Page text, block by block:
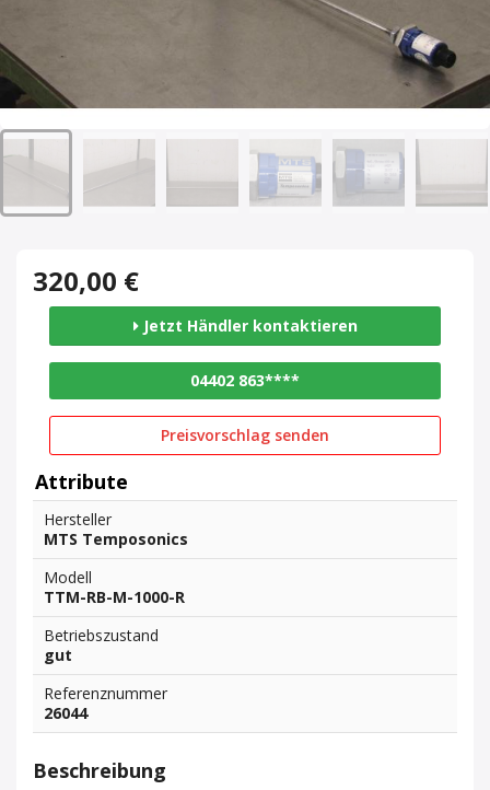
320,00 €
Jetzt Händler kontaktieren
04402 863****
Preisvorschlag senden
Attribute
Hersteller
MTS Temposonics
Modell
TTM-RB-M-1000-R
Betriebszustand
gut
Referenznummer
26044
Beschreibung